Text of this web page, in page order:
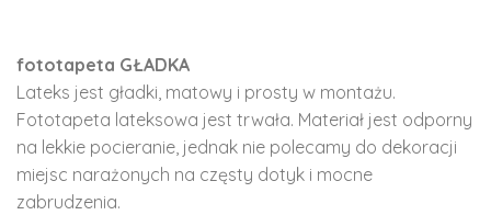
fototapeta GŁADKA
Lateks jest gładki, matowy i prosty w montażu.
Fototapeta lateksowa jest trwała. Materiał jest odporny
na lekkie pocieranie, jednak nie polecamy do dekoracji
miejsc narażonych na częsty dotyk i mocne
zabrudzenia.